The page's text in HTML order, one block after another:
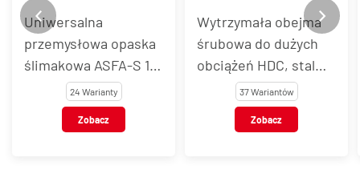
Uniwersalna
przemysłowa opaska
ślimakowa ASFA-S 12
mm, stal węglowa
24 Warianty
Zobacz
Wytrzymała obejma
śrubowa do dużych
obciążeń HDC, stal
węglowa37 Wariantów
Zobacz